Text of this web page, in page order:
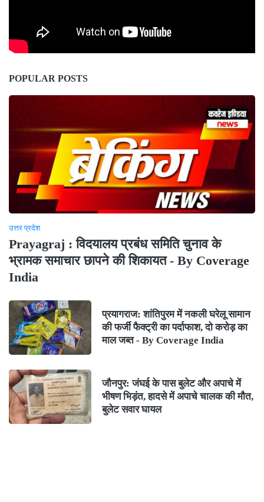
POPULAR POSTS
उत्तर प्रदेश
Prayagraj : विदयालय प्रबंध समिति चुनाव के
भ्रामक समाचार छापने की शिकायत - By Coverage
India
प्रयागराज: शांतिपुरम में नकली घरेलू सामान
की फर्जी फैक्ट्री का पर्दाफाश, दो करोड़ का
माल जब्त - By Coverage India
जौनपुर: जंघई के पास बुलेट और अपाचे में
भीषण भिड़ंत, हादसे में अपाचे चालक की मौत,
बुलेट सवार घायल